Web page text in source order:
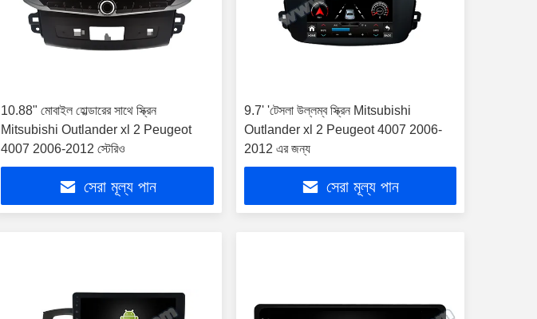
10.88" মোবাইল হোল্ডারের সাথে স্ক্রিন
Mitsubishi Outlander xl 2 Peugeot
4007 2006-2012 স্টেরিও
সেরা মূল্য পান
9.7' 'টেসলা উল্লম্ব স্ক্রিন Mitsubishi
Outlander xl 2 Peugeot 4007 2006-
2012 এর জন্য
সেরা মূল্য পান